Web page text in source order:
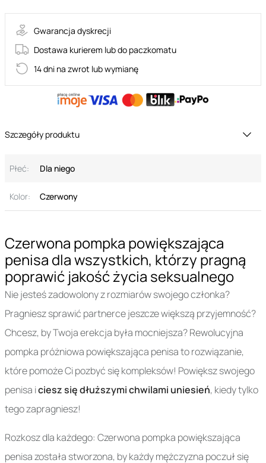
Czerwona pompka powiększająca
penisa dla wszystkich, którzy pragną
poprawić jakość życia seksualnego
Nie jesteś zadowolony z rozmiarów swojego członka?
Pragniesz sprawić partnerce jeszcze większą przyjemność?
Chcesz, by Twoja erekcja była mocniejsza? Rewolucyjna
pompka próżniowa powiększająca penisa to rozwiązanie,
które pomoże Ci pozbyć się kompleksów! Powiększ swojego
penisa iciesz się dłuższymi chwilami uniesień, kiedy tylko
tego zapragniesz!
Rozkosz dla każdego: Czerwona pompka powiększająca
penisa została stworzona, by każdy mężczyzna poczuł się
Gwarancja dyskrecji
Dostawa kurierem lub do paczkomatu
14 dni na zwrot lub wymianę
Szczegóły produktu
Płeć: Dla niego
Kolor: Czerwony